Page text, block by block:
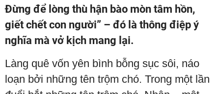
Đừng để lòng thù hận bào mòn tâm hồn,
giết chết con người” – đó là thông điệp ý
nghĩa mà vở kịch mang lại.
Làng quê vốn yên bình bỗng sục sôi, náo
loạn bởi những tên trộm chó. Trong một lần